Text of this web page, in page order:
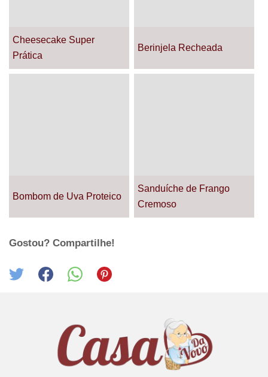
Cheesecake Super
Prática
Berinjela Recheada
Bombom de Uva Proteico
Sanduíche de Frango
Cremoso
Gostou? Compartilhe!